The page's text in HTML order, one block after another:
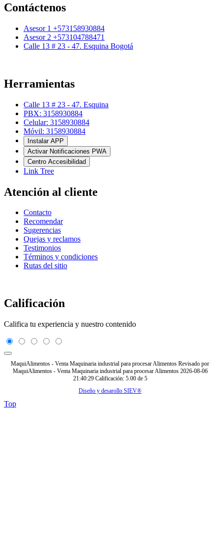
Contáctenos
Asesor 1 +573158930884
Asesor 2 +573104788471
Calle 13 # 23 - 47. Esquina Bogotá
Herramientas
Calle 13 # 23 - 47. Esquina
PBX: 3158930884
Celular: 3158930884
Móvil: 3158930884
Instalar APP
Activar Notificaciones PWA
Centro Accesibilidad
Link Tree
Atención al cliente
Contacto
Recomendar
Sugerencias
Quejas y reclamos
Testimonios
Términos y condiciones
Rutas del sitio
Calificación
Califica tu experiencia y nuestro contenido
MaquiAlimentos - Venta Maquinaria industrial para procesar Alimentos Revisado por
MaquiAlimentos - Venta Maquinaria industrial para procesar Alimentos 2026-08-06
21:40:29 Calificación: 5.00 de 5
Diseño y desarollo SIEV®
Top